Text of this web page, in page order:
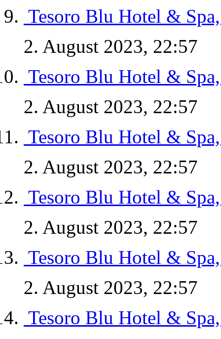
Tesoro Blu Hotel &
2. August 2023, 22:57
Tesoro Blu Hotel &
2. August 2023, 22:57
Tesoro Blu Hotel &
2. August 2023, 22:57
Tesoro Blu Hotel &
2. August 2023, 22:57
Tesoro Blu Hotel &
2. August 2023, 22:57
Tesoro Blu Hotel &